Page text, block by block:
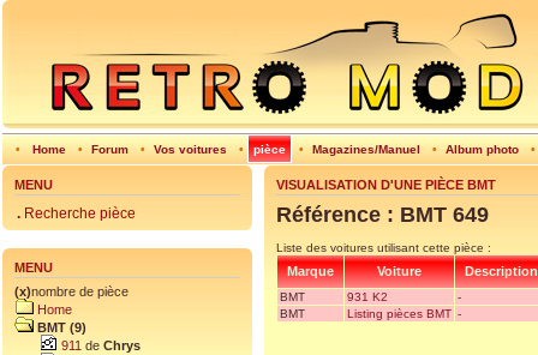
• Home • Forum • Vos voitures • pièce • Magazines/Manuel • Album photo •
MENU
. Recherche pièce
MENU
(x)nombre de pièce
Home
BMT (9)
911 de Chrys
VISUALISATION D'UNE PIÈCE BMT
Référence : BMT 649
Liste des voitures utilisant cette pièce :
Marque Voiture
BMT 931 K2
-
BMT
Listing pièces BMT -